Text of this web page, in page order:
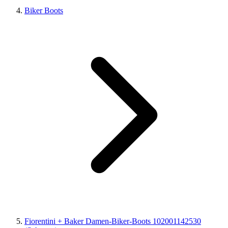
Biker Boots
Fiorentini + Baker Damen-Biker-Boots 102001142530